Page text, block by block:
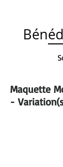
Maquette
-